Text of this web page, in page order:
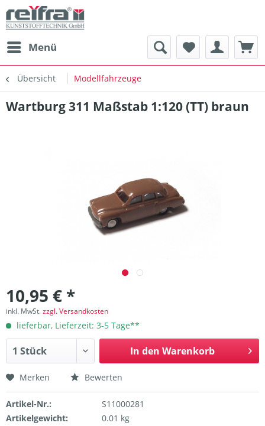
Menü
Übersicht Modellfahrzeuge
Wartburg 311 Maßstab 1:120 (TT) braun
10,95 € *
inkl. MwSt.zzgl. Versandkosten
lieferbar, Lieferzeit: 3-5 Tage**
In den Warenkorb
Merken Bewerten
Artikel-Nr.:
S11000281
Artikelgewicht:
0.01 kg